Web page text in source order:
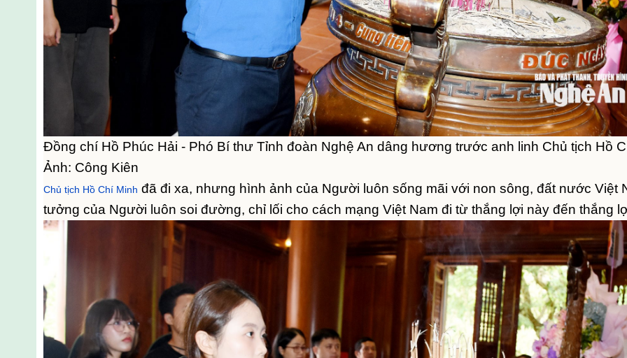
Đồng chí Hồ Phúc Hải - Phó Bí thư Tỉnh đoàn Nghệ An dâng hương trước anh linh Chủ tịch Hồ
Ảnh: Công Kiên
Chủ tịch Hồ Chí Minh đã đi xa, nhưng hình ảnh của Người luôn sống mãi với non sông, đất nước Việt
tưởng của Người luôn soi đường, chỉ lối cho cách mạng Việt Nam đi từ thắng lợi này đến thắng